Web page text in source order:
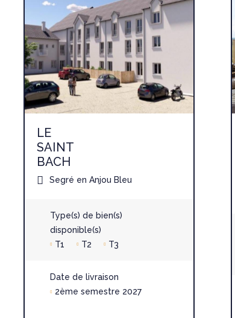
LE
SAINT
BACH
Segré en Anjou Bleu
Type(s) de bien(s)
disponible(s)
T1
T2 T3
Date de livraison
2ème semestre 2027